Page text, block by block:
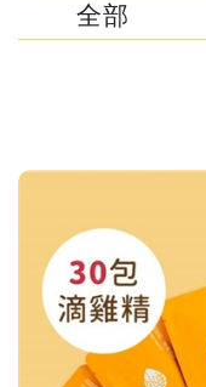
全部